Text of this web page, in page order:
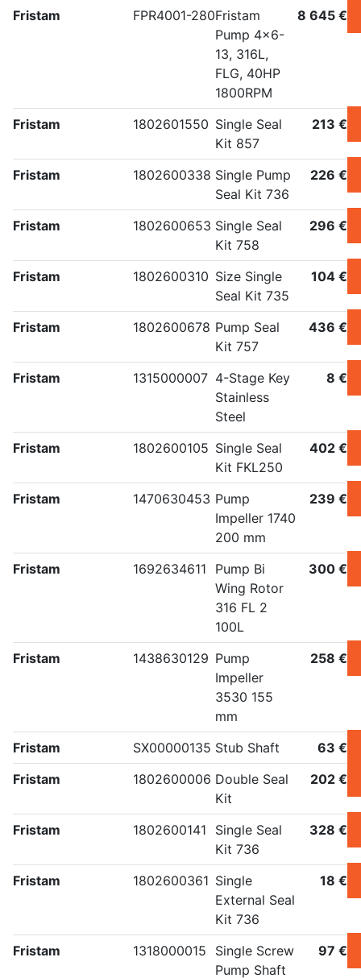
Fristam FPR4001-280Fristam
Pump 4x6-
13, 316L,
FLG, 40HP
1800RPM
8 645 €
Fristam 1802601550 Single Seal
Kit 857
213 €
Fristam 1802600338 Single Pump
Seal Kit 736
226 €
Fristam 1802600653 Single Seal
Kit 758
296 €
Fristam 1802600310 Size Single
Seal Kit 735
104 €
Fristam 1802600678 Pump Seal
Kit 757
436 €
Fristam 1315000007 4-Stage Key
Stainless
Steel
8 €
Fristam 1802600105 Single Seal
Kit FKL250
402 €
Fristam 1470630453 Pump
Impeller 1740
200 mm
239 €
Fristam 1692634611
Pump Bi
Wing Rotor
316 FL 2
100L
300 €
Fristam 1438630129 Pump
Impeller
3530 155
mm
258 €
Fristam SX00000135 Stub Shaft
63 €
Fristam
1802600006 Double Seal
Kit
202 €
Fristam 1802600141
Single Seal
Kit 736
328 €
Fristam 1802600361 Single
External Seal
Kit 736
18 €
Fristam 1318000015
Single Screw
Pump Shaft
97 €